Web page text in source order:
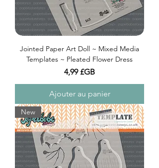
Jointed Paper Art Doll ~ Mixed Media
Templates ~ Pleated Flower Dress
Prix
4,99 £GB
Ajouter au panier
New